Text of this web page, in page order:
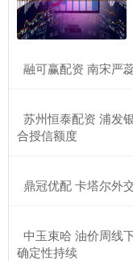
融可赢配资 南宋严
苏州恒泰配资 浦发
合授信额度
鼎冠优配 卡塔尔外
中玉束哈 油价周线
确定性持续